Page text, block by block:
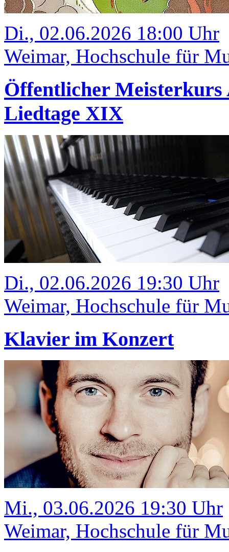
Di., 02.06.2026 18:00 Uhr
Weimar, Hochschule für
Öffentlicher Meisterkurs
Liedtage XIX
Di., 02.06.2026 19:30 Uhr
Weimar, Hochschule für
Klavier im Konzert
Mi., 03.06.2026 19:30 Uhr
Weimar, Hochschule für